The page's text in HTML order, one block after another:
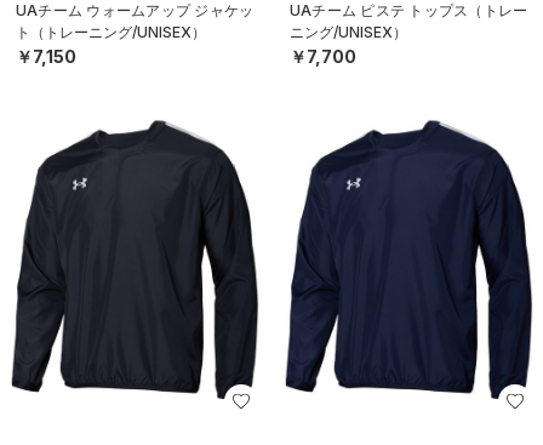
UAチーム ウォームアップ ジャケッ
ト（トレーニング/UNISEX）
￥7,150
UAチーム ピステ トップス（トレー
ニング/UNISEX）
￥7,700